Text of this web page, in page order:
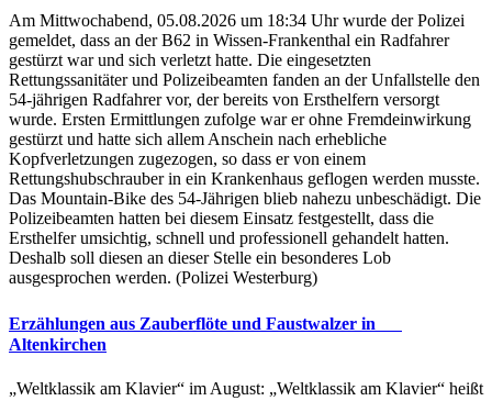
Am Mittwochabend, 05.08.2026 um 18:34 Uhr wurde der Polizei
gemeldet, dass an der B62 in Wissen-Frankenthal ein Radfahrer
gestürzt war und sich verletzt hatte. Die eingesetzten
Rettungssanitäter und Polizeibeamten fanden an der Unfallstelle den
54-jährigen Radfahrer vor, der bereits von Ersthelfern versorgt
wurde. Ersten Ermittlungen zufolge war er ohne Fremdeinwirkung
gestürzt und hatte sich allem Anschein nach erhebliche
Kopfverletzungen zugezogen, so dass er von einem
Rettungshubschrauber in ein Krankenhaus geflogen werden musste.
Das Mountain-Bike des 54-Jährigen blieb nahezu unbeschädigt. Die
Polizeibeamten hatten bei diesem Einsatz festgestellt, dass die
Ersthelfer umsichtig, schnell und professionell gehandelt hatten.
Deshalb soll diesen an dieser Stelle ein besonderes Lob
ausgesprochen werden. (Polizei Westerburg)
Erzählungen aus Zauberflöte und Faustwalzer in
Altenkirchen
„Weltklassik am Klavier“ im August: „Weltklassik am Klavier“ heißt